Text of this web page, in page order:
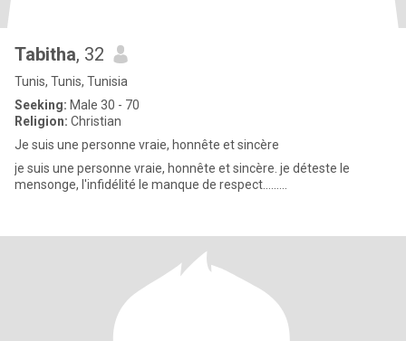
Tabitha, 32
Tunis, Tunis, Tunisia
Seeking: Male 30 - 70
Religion: Christian
Je suis une personne vraie, honnête et sincère
je suis une personne vraie, honnête et sincère. je déteste le
mensonge, l'infidélité le manque de respect.........